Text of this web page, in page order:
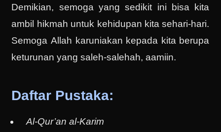
Demikian, semoga yang sedikit ini bisa kita
ambil hikmah untuk kehidupan kita sehari-hari.
Semoga Allah karuniakan kepada kita berupa
keturunan yang saleh-salehah, aamiin.
Daftar Pustaka:
Al-Qur’an al-Karim